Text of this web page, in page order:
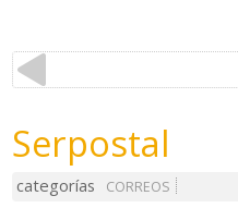
Serpostal
categorías CORREOS